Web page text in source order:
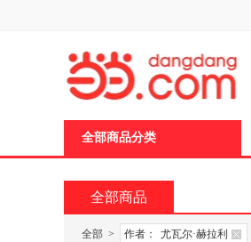
全部商品分类
全部商品
全部 > 作者： 尤瓦尔·赫拉利
页